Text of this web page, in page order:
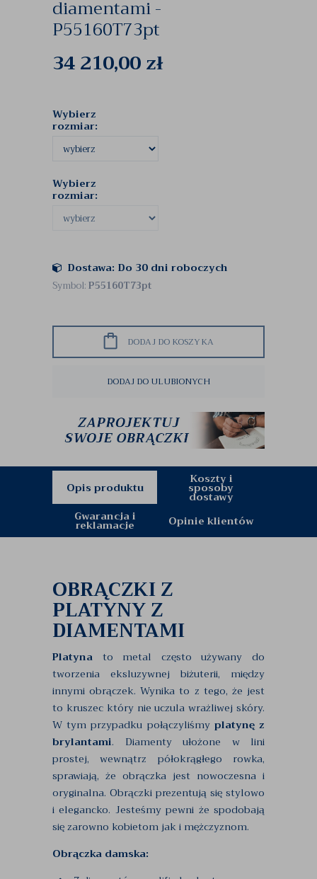
diamentami -
P55160T73pt
34 210,00zł
Wybierz
rozmiar:
Wybierz
rozmiar:
Dostawa: Do 30 dni roboczych
Symbol:P55160T73pt
DODAJ DO KOSZYKA
DODAJ DO ULUBIONYCH
Opis produktu
Koszty i
sposoby
dostawy
Gwarancja i
reklamacje Opinie klientów
OBRĄCZKI Z
PLATYNY Z
DIAMENTAMI
Platyna to metal często używany do
tworzenia eksluzywnej biżuterii, między
innymi obrączek. Wynika to z tego, że jest
to kruszec który nie uczula wrażliwej skóry.
W tym przypadku połączyliśmy platynę z
brylantami. Diamenty ułożone w lini
prostej, wewnątrz półokrągłego rowka,
sprawiają, że obrączka jest nowoczesna i
oryginalna. Obrączki prezentują się stylowo
i elegancko. Jesteśmy pewni że spodobają
się zarowno kobietom jak i mężczyznom.
Obrączka damska: